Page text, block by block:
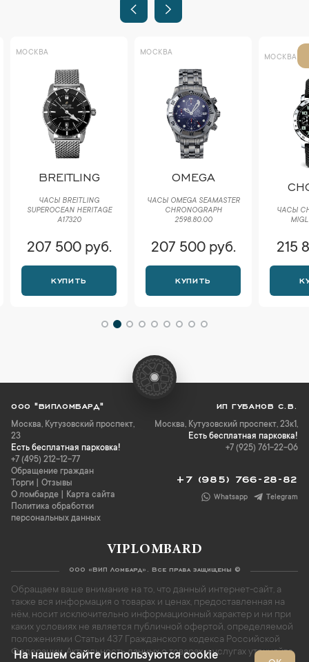
МОСКВА
BREITLING
ЧАСЫ BREITLING
SUPEROCEAN HERITAGE
A17320
207 500 руб.
КУПИТЬ
МОСКВА
OMEGA
ЧАСЫ OMEGA SEAMASTER
CHRONOGRAPH
2598.80.00
207 500 руб.
КУПИТЬ
МОСКВА
ЧАСЫ
215
ООО "ВИПЛОМБАРД"
Москва, Кутузовский проспект,
23
Есть бесплатная парковка!
+7 (495) 212-12-77
Обращение граждан
Торги
Отзывы
О ломбарде
Карта сайта
Политика обработки
персональных данных
ИП ГУБАНОВ С.В.
Москва, Кутузовский проспект, 23к1,
Есть бесплатная парковка!
+7 (925) 761-22-06
+7 (985) 766-28-82
Whatsapp Telegram
VIPLOMBARD
ООО «ВИП Ломбард». Все права защищены ©
Обращаем ваше внимание на то, что данный интернет-сайт, а
также вся информация о товарах и ценах, предоставленная на
нём, носит исключительно информационный характер и ни при
каких условиях не является публичной офертой, определяемой
положениями Статьи 437 Гражданского кодекса Российской
Федерации. Актуальность данных о товарах и услугах уточняйте
На нашем сайте используются cookie